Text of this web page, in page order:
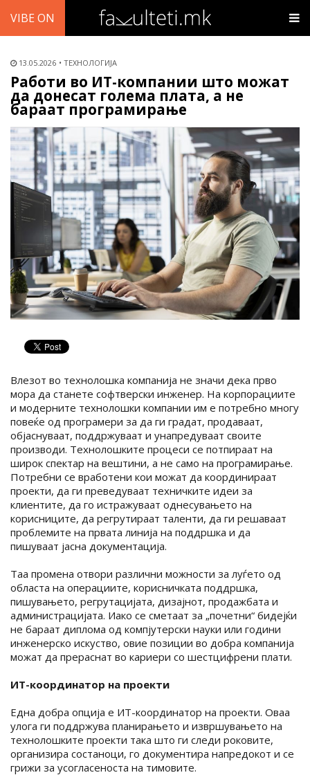
VIBE ON
13.05.2026 ТЕХНОЛОГИЈА
Работи во ИТ-компании што можат
да донесат голема плата, а не
бараат програмирање
Влезот во технолошка компанија не значи дека прво
мора да станете софтверски инженер. На корпорациите
и модерните технолошки компании им е потребно многу
повеќе од програмери за да ги градат, продаваат,
објаснуваат, поддржуваат и унапредуваат своите
производи. Технолошките процеси се потпираат на
широк спектар на вештини, а не само на програмирање.
Потребни се вработени кои можат да координираат
проекти, да ги преведуваат техничките идеи за
клиентите, да го истражуваат однесувањето на
корисниците, да регрутираат таленти, да ги решаваат
проблемите на првата линија на поддршка и да
пишуваат јасна документација.
Таа промена отвори различни можности за луѓето од
областа на операциите, корисничката поддршка,
пишувањето, регрутацијата, дизајнот, продажбата и
администрацијата. Иако се сметаат за „почетни“ бидејќи
не бараат диплома од компјутерски науки или години
инженерско искуство, овие позиции во добра компанија
можат да прераснат во кариери со шестцифрени плати.
ИТ-координатор на проекти
Една добра опција е ИТ-координатор на проекти. Оваа
улога ги поддржува планирањето и извршувањето на
технолошките проекти така што ги следи роковите,
организира состаноци, го документира напредокот и се
грижи за усогласеноста на тимовите.